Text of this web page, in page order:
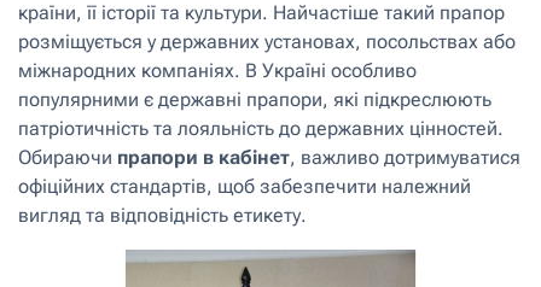
країни, її історії та культури. Найчастіше такий прапор
розміщується у державних установах, посольствах або
міжнародних компаніях. В Україні особливо
популярними є державні прапори, які підкреслюють
патріотичність та лояльність до державних цінностей.
Обираючи прапори в кабінет, важливо дотримуватися
офіційних стандартів, щоб забезпечити належний
вигляд та відповідність етикету.